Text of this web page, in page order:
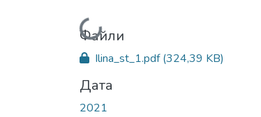
Вантажиться...
Файли
Ilina_st_1.pdf(324,39 KB)
Дата
2021